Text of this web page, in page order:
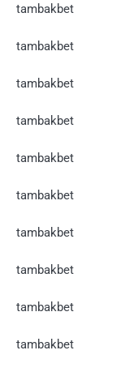
tambakbet
tambakbet
tambakbet
tambakbet
tambakbet
tambakbet
tambakbet
tambakbet
tambakbet
tambakbet